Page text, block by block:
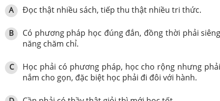
A Đọc thật nhiều sách, tiếp thu thật nhiều tri thức.
B
Có phương pháp học đúng đắn, đồng thời phải
năng chăm chỉ.
C
Học phải có phương pháp, học cho rộng nhưng
nắm cho gọn, đặc biệt học phải đi đôi với hành.